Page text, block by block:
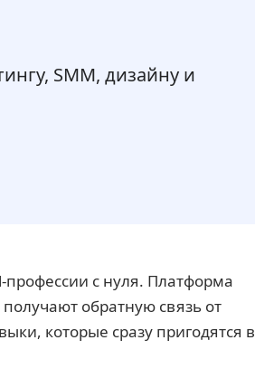
SMM, дизайну и
с нуля. Платформа
обратную связь от
которые сразу пригодятся в